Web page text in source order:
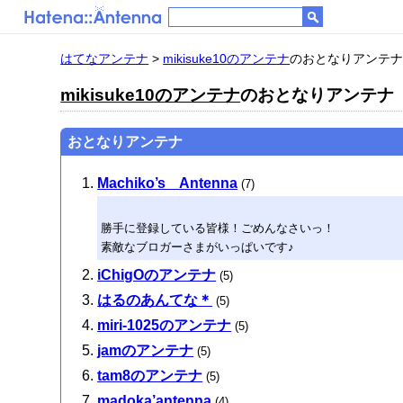
はてなアンテナ > mikisuke10のアンテナのおとなりアンテナ
mikisuke10のアンテナのおとなりアンテナ
おとなりアンテナ
Machiko’s Antenna (7)
勝手に登録している皆様！ごめんなさいっ！
素敵なブロガーさまがいっぱいです♪
iChigOのアンテナ (5)
はるのあんてな＊ (5)
miri-1025のアンテナ (5)
jamのアンテナ (5)
tam8のアンテナ (5)